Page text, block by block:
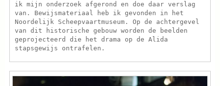
ik mijn onderzoek afgerond en doe daar verslag
van. Bewijsmateriaal heb ik gevonden in het
Noordelijk Scheepvaartmuseum. Op de achtergevel
van dit historische gebouw worden de beelden
geprojecteerd die het drama op de Alida
stapsgewijs ontrafelen.